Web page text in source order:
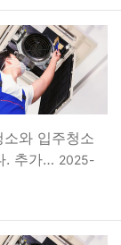
와 입주청소
. 추가… 2025-